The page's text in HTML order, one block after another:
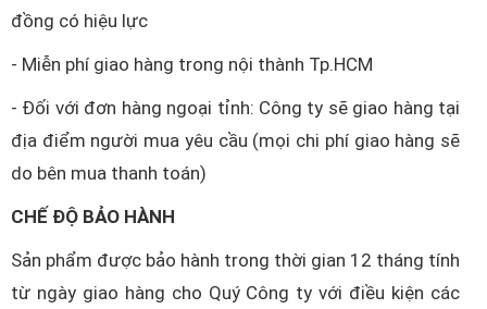
đồng có hiệu lực
- Miễn phí giao hàng trong nội thành Tp.HCM
- Đối với đơn hàng ngoại tỉnh: Công ty sẽ giao hàng tại
địa điểm người mua yêu cầu (mọi chi phí giao hàng sẽ
do bên mua thanh toán)
CHẾ ĐỘ BẢO HÀNH
Sản phẩm được bảo hành trong thời gian 12 tháng tính
từ ngày giao hàng cho Quý Công ty với điều kiện các